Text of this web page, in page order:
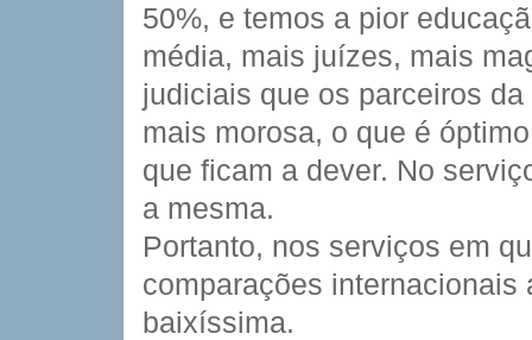
50%, e temos a pior
média, mais juízes, mais
judiciais que os parceiros
mais morosa, o que é
que ficam a dever. No
a mesma.
Portanto, nos serviços em
comparações
baixíssima.